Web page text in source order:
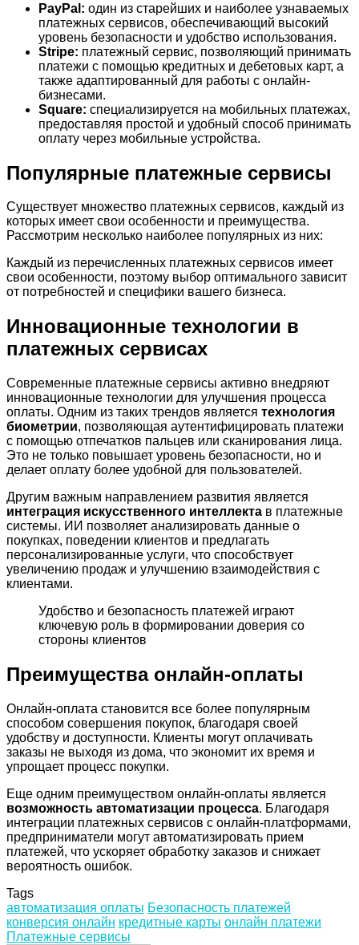
PayPal: один из старейших и наиболее узнаваемых
платежных сервисов, обеспечивающий высокий
уровень безопасности и удобство использования.
Stripe: платежный сервис, позволяющий принимать
платежи с помощью кредитных и дебетовых карт, а
также адаптированный для работы с онлайн-
бизнесами.
Square: специализируется на мобильных платежах,
предоставляя простой и удобный способ принимать
оплату через мобильные устройства.
Популярные платежные сервисы
Существует множество платежных сервисов, каждый из
которых имеет свои особенности и преимущества.
Рассмотрим несколько наиболее популярных из них:
Каждый из перечисленных платежных сервисов имеет
свои особенности, поэтому выбор оптимального зависит
от потребностей и специфики вашего бизнеса.
Инновационные технологии в
платежных сервисах
Современные платежные сервисы активно внедряют
инновационные технологии для улучшения процесса
оплаты. Одним из таких трендов является технология
биометрии, позволяющая аутентифицировать платежи
с помощью отпечатков пальцев или сканирования лица.
Это не только повышает уровень безопасности, но и
делает оплату более удобной для пользователей.
Другим важным направлением развития является
интеграция искусственного интеллекта в платежные
системы. ИИ позволяет анализировать данные о
покупках, поведении клиентов и предлагать
персонализированные услуги, что способствует
увеличению продаж и улучшению взаимодействия с
клиентами.
Удобство и безопасность платежей играют
ключевую роль в формировании доверия со
стороны клиентов
Преимущества онлайн-оплаты
Онлайн-оплата становится все более популярным
способом совершения покупок, благодаря своей
удобству и доступности. Клиенты могут оплачивать
заказы не выходя из дома, что экономит их время и
упрощает процесс покупки.
Еще одним преимуществом онлайн-оплаты является
возможность автоматизации процесса. Благодаря
интеграции платежных сервисов с онлайн-платформами,
предприниматели могут автоматизировать прием
платежей, что ускоряет обработку заказов и снижает
вероятность ошибок.
Tags
автоматизация оплаты Безопасность платежей
конверсия онлайн кредитные карты онлайн платежи
Платежные сервисы